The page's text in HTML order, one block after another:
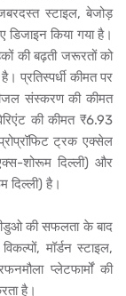
स्टाइल, बेजोड़
किया गया है।
की बढ़ती जरूरतों को
प्रतिस्पर्धी कीमत पर
संस्करण की कीमत
की कीमत ₹6.93
ट्रक एक्सेल
शोरूम दिल्ली) और
दिल्ली) है।
की सफलता के बाद
मॉर्डन स्टाइल,
प्लेटफार्मों की
है।